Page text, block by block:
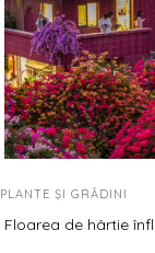
PLANTE ȘI GRĂDINI
Floarea de hârtie